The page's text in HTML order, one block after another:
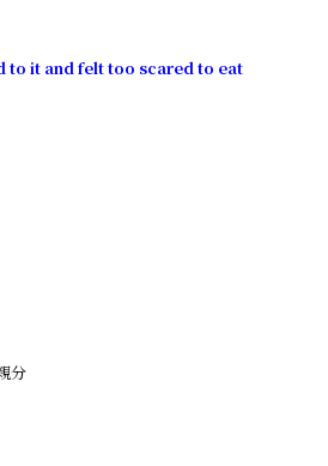
to it and felt too scared to eat
分